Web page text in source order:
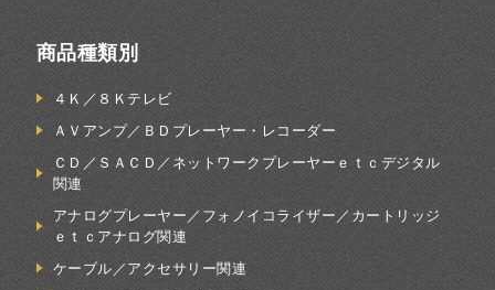
商品種類別
４Ｋ／８Ｋテレビ
ＡＶアンプ／ＢＤプレーヤー・レコーダー
ＣＤ／ＳＡＣＤ／ネットワークプレーヤーｅｔｃデジタル
関連
アナログプレーヤー／フォノイコライザー／カートリッジ
ｅｔｃアナログ関連
ケーブル／アクセサリー関連